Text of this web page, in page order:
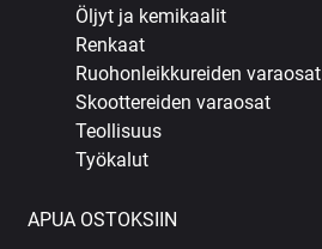
Öljyt ja kemikaalit
Renkaat
Ruohonleikkureiden varaosat
Skoottereiden varaosat
Teollisuus
Työkalut
APUA OSTOKSIIN